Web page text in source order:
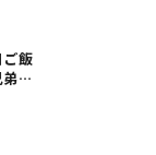
ご飯
夏